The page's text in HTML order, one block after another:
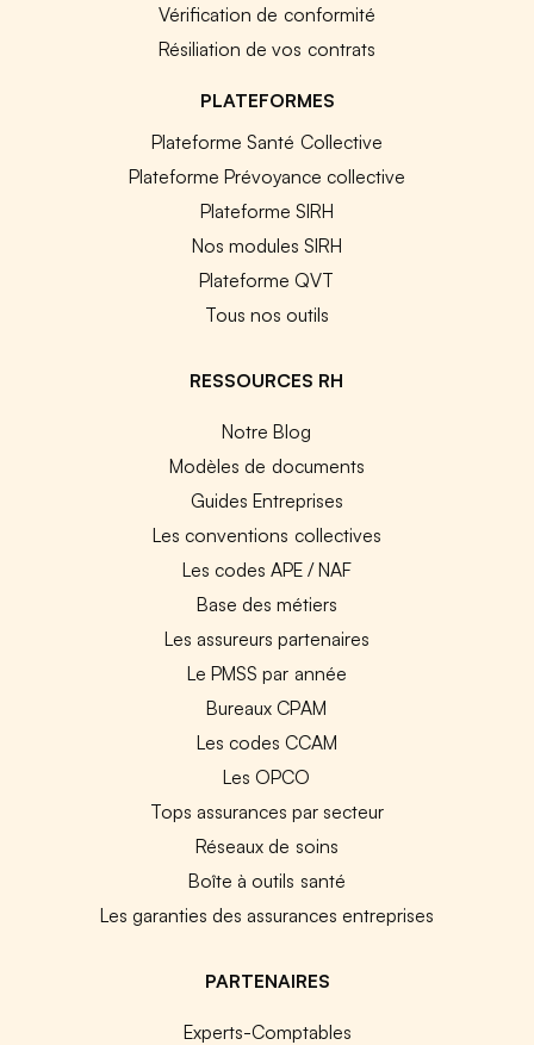
Vérification de conformité
Résiliation de vos contrats
PLATEFORMES
Plateforme Santé Collective
Plateforme Prévoyance collective
Plateforme SIRH
Nos modules SIRH
Plateforme QVT
Tous nos outils
RESSOURCES RH
Notre Blog
Modèles de documents
Guides Entreprises
Les conventions collectives
Les codes APE / NAF
Base des métiers
Les assureurs partenaires
Le PMSS par année
Bureaux CPAM
Les codes CCAM
Les OPCO
Tops assurances par secteur
Réseaux de soins
Boîte à outils santé
Les garanties des assurances entreprises
PARTENAIRES
Experts-Comptables